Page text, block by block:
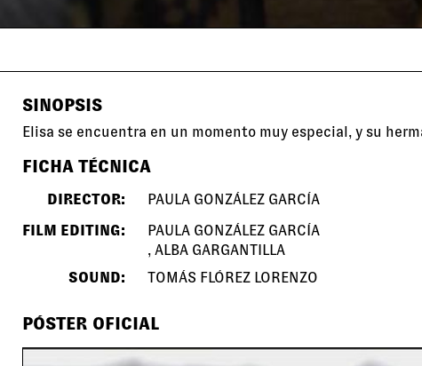
SINOPSIS
Elisa se encuentra en un momento muy especial, y su
FICHA TÉCNICA
DIRECTOR:
PAULA GONZÁLEZ GARCÍA
FILM EDITING:
PAULA GONZÁLEZ GARCÍA
ALBA GARGANTILLA
SOUND:
TOMÁS FLÓREZ LORENZO
PÓSTER OFICIAL